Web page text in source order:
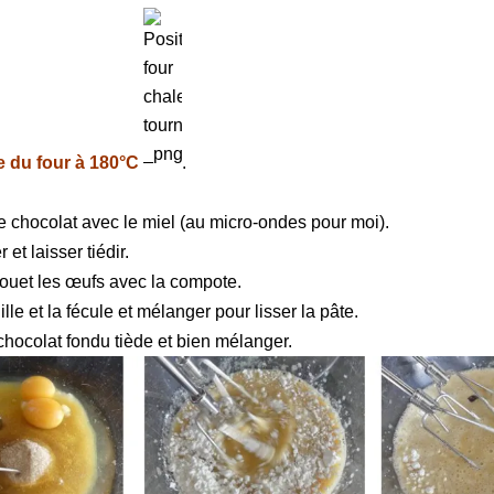
du four à 180°C .
chocolat avec le miel (au micro-ondes pour moi).
et laisser tiédir.
les œufs avec la compote.
et la fécule et mélanger pour lisser la pâte.
fondu tiède et bien mélanger.